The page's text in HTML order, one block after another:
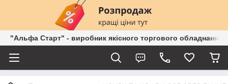
"Альфа Старт" - виробник якісного торгового обладнання